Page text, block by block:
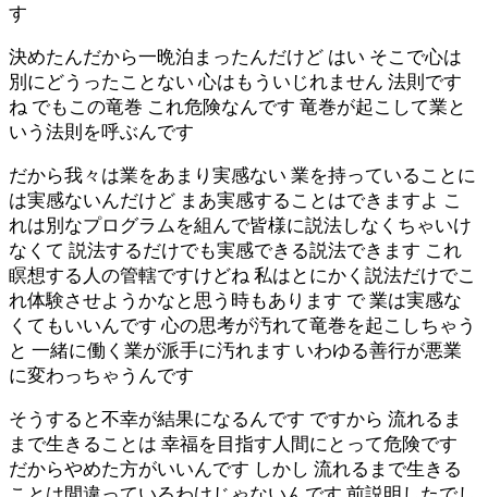
す
決めたんだから一晩泊まったんだけど はい そこで心は
別にどうったことない 心はもういじれません 法則です
ね でもこの竜巻 これ危険なんです 竜巻が起こして業と
いう法則を呼ぶんです
だから我々は業をあまり実感ない 業を持っていることに
は実感ないんだけど まあ実感することはできますよ こ
れは別なプログラムを組んで皆様に説法しなくちゃいけ
なくて 説法するだけでも実感できる説法できます これ
瞑想する人の管轄ですけどね 私はとにかく説法だけでこ
れ体験させようかなと思う時もあります で 業は実感な
くてもいいんです 心の思考が汚れて竜巻を起こしちゃう
と 一緒に働く業が派手に汚れます いわゆる善行が悪業
に変わっちゃうんです
そうすると不幸が結果になるんです ですから 流れるま
まで生きることは 幸福を目指す人間にとって危険です
だからやめた方がいいんです しかし 流れるまで生きる